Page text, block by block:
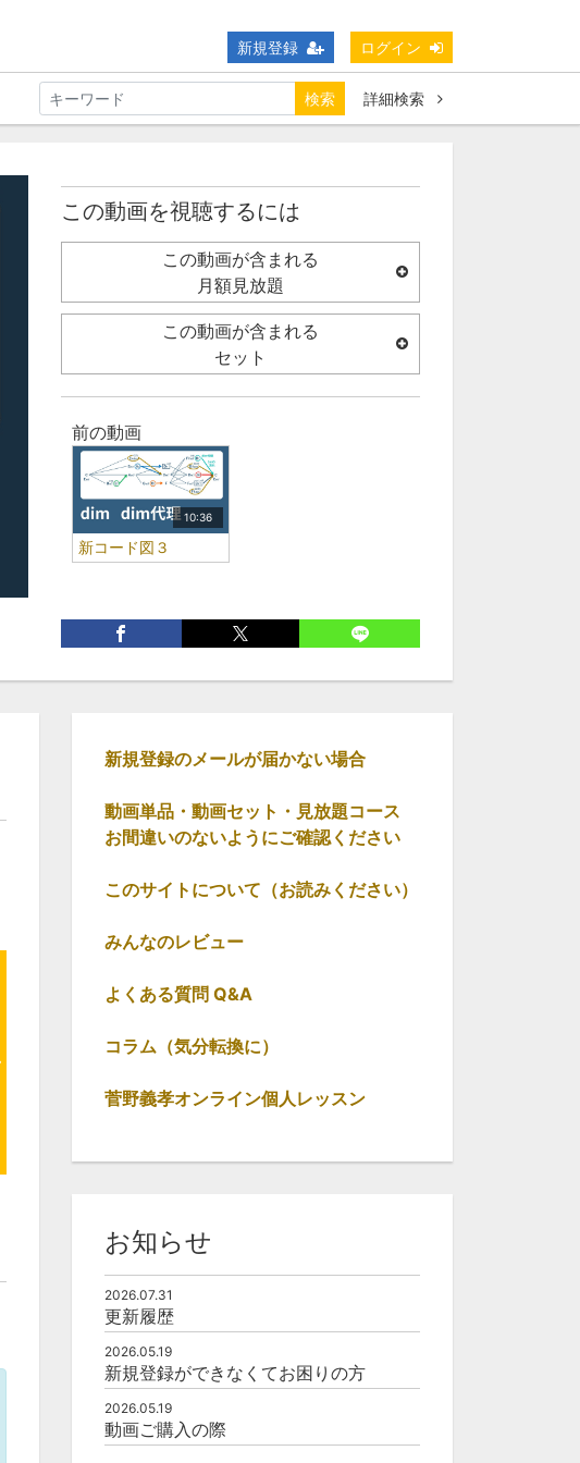
新規登録 ログイン
検索
詳細検索
この動画を視聴するには
この動画が含まれる
月額見放題
この動画が含まれる
セット
前の動画
10:36
新コード図３
12:05
🎥新コード図４
新規登録のメールが届かない場合
動画単品・動画セット・見放題コース
お間違いのないようにご確認ください
このサイトについて（お読みください）
みんなのレビュー
よくある質問 Q&A
コラム（気分転換に）
菅野義孝オンライン個人レッスン
お知らせ
2026.07.31
更新履歴
2026.05.19
新規登録ができなくてお困りの方
2026.05.19
動画ご購入の際